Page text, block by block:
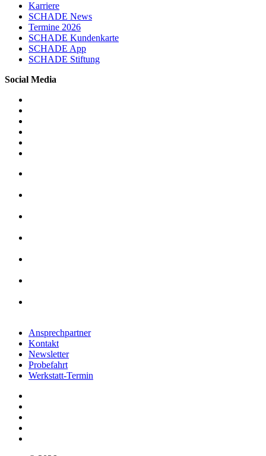
Karriere
SCHADE News
Termine 2026
SCHADE Kundenkarte
SCHADE App
SCHADE Stiftung
Social Media
Ansprechpartner
Kontakt
Newsletter
Probefahrt
Werkstatt-Termin